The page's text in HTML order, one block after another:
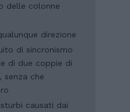
delle colonne
direzione
di sincronismo
di due coppie di
senza che
causati dai